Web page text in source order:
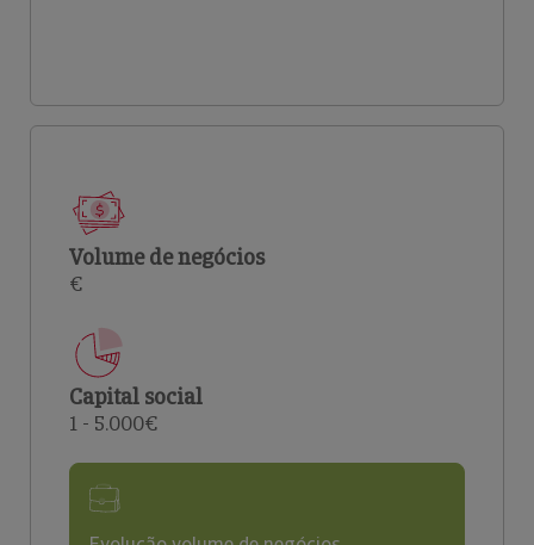
Volume de negócios
€
Capital social
1 - 5.000€